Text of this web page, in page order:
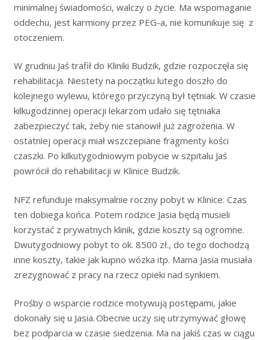
minimalnej świadomości, walczy o życie. Ma wspomaganie
oddechu, jest karmiony przez PEG-a, nie komunikuje się z
otoczeniem.
W grudniu Jaś trafił do Kliniki Budzik, gdzie rozpoczęła się
rehabilitacja. Niestety na początku lutego doszło do
kolejnego wylewu, którego przyczyną był tętniak. W czasie
kilkugodzinnej operacji lekarzom udało się tętniaka
zabezpieczyć tak, żeby nie stanowił już zagrożenia. W
ostatniej operacji miał wszczepiane fragmenty kości
czaszki. Po kilkutygodniowym pobycie w szpitalu Jaś
powrócił do rehabilitacji w Klinice Budzik.
NFZ refunduje maksymalnie roczny pobyt w Klinice. Czas
ten dobiega końca. Potem rodzice Jasia będą musieli
korzystać z prywatnych klinik, gdzie koszty są ogromne.
Dwutygodniowy pobyt to ok. 8500 zł., do tego dochodzą
inne koszty, takie jak kupno wózka itp. Mama Jasia musiała
zrezygnować z pracy na rzecz opieki nad synkiem.
Prośby o wsparcie rodzice motywują postępami, jakie
dokonały się u Jasia. Obecnie uczy się utrzymywać głowę
bez podparcia w czasie siedzenia. Ma na jakiś czas w ciągu